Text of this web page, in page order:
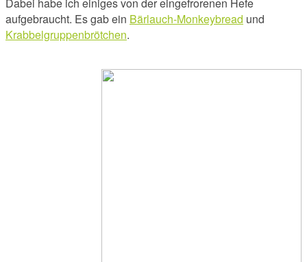
aufgebraucht. Es gab ein Bärlauch-Monkeybread und
Krabbelgruppenbrötchen.